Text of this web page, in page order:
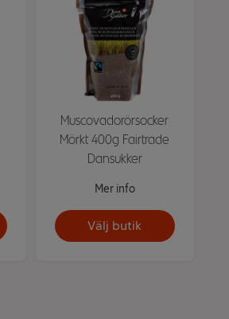
Muscovadorörsocker
Mörkt 400g Fairtrade
Dansukker
Mer info
Välj butik